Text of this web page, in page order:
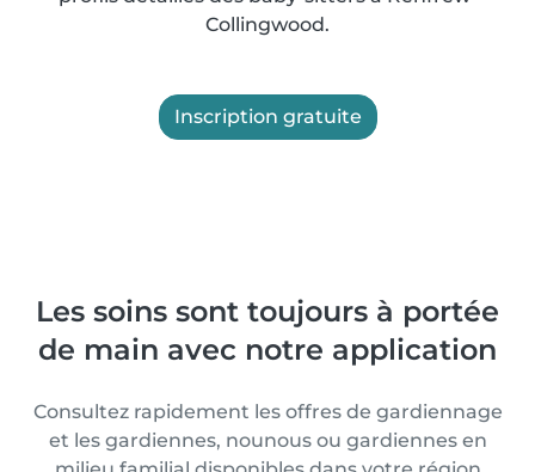
Collingwood.
Inscription gratuite
Les soins sont toujours à portée
de main avec notre application
Consultez rapidement les offres de gardiennage
et les gardiennes, nounous ou gardiennes en